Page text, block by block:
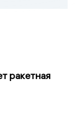
ракетная